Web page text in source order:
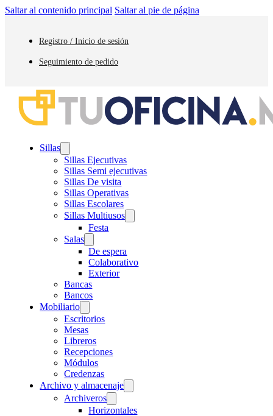
Saltar al contenido principal Saltar al pie de página
Registro / Inicio de sesión
Seguimiento de pedido
Sillas
Sillas Ejecutivas
Sillas Semi ejecutivas
Sillas De visita
Sillas Operativas
Sillas Escolares
Sillas Multiusos
Festa
Salas
De espera
Colaborativo
Exterior
Bancas
Bancos
Mobiliario
Escritorios
Mesas
Libreros
Recepciones
Módulos
Credenzas
Archivo y almacenaje
Archiveros
Horizontales